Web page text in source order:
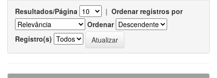
Resultados/Página | Ordenar registros por
Ordenar
Registro(s)